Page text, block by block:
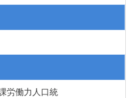
労働力人口統